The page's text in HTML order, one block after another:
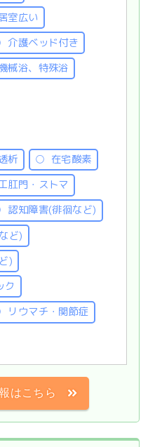
室広い
介護ベッド付き
械浴、特殊浴
析
在宅酸素
肛門・ストマ
認知障害(徘徊など)
ど)
)
ク
リウマチ・関節症
はこちら